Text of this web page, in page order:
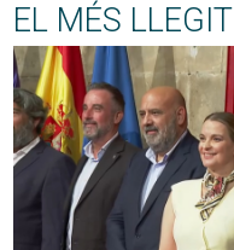
EL MÉS LLEGIT